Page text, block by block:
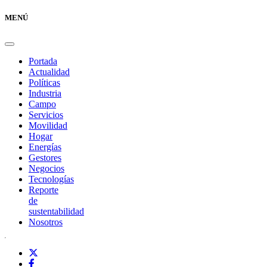
MENÚ
Portada
Actualidad
Políticas
Industria
Campo
Servicios
Movilidad
Hogar
Energías
Gestores
Negocios
Tecnologías
Reporte
de
sustentabilidad
Nosotros